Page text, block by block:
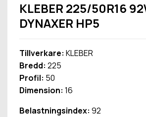
KLEBER 225/50R16
DYNAXER HP5
Tillverkare: KLEBER
Bredd: 225
Profil: 50
Dimension: 16
Belastningsindex: 92